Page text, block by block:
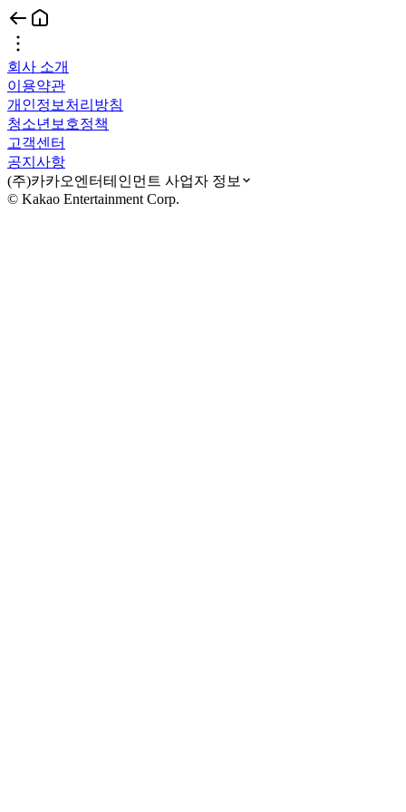
회사 소개
이용약관
개인정보처리방침
청소년보호정책
고객센터
공지사항
(주)카카오엔터테인먼트 사업자 정보
© Kakao Entertainment Corp.